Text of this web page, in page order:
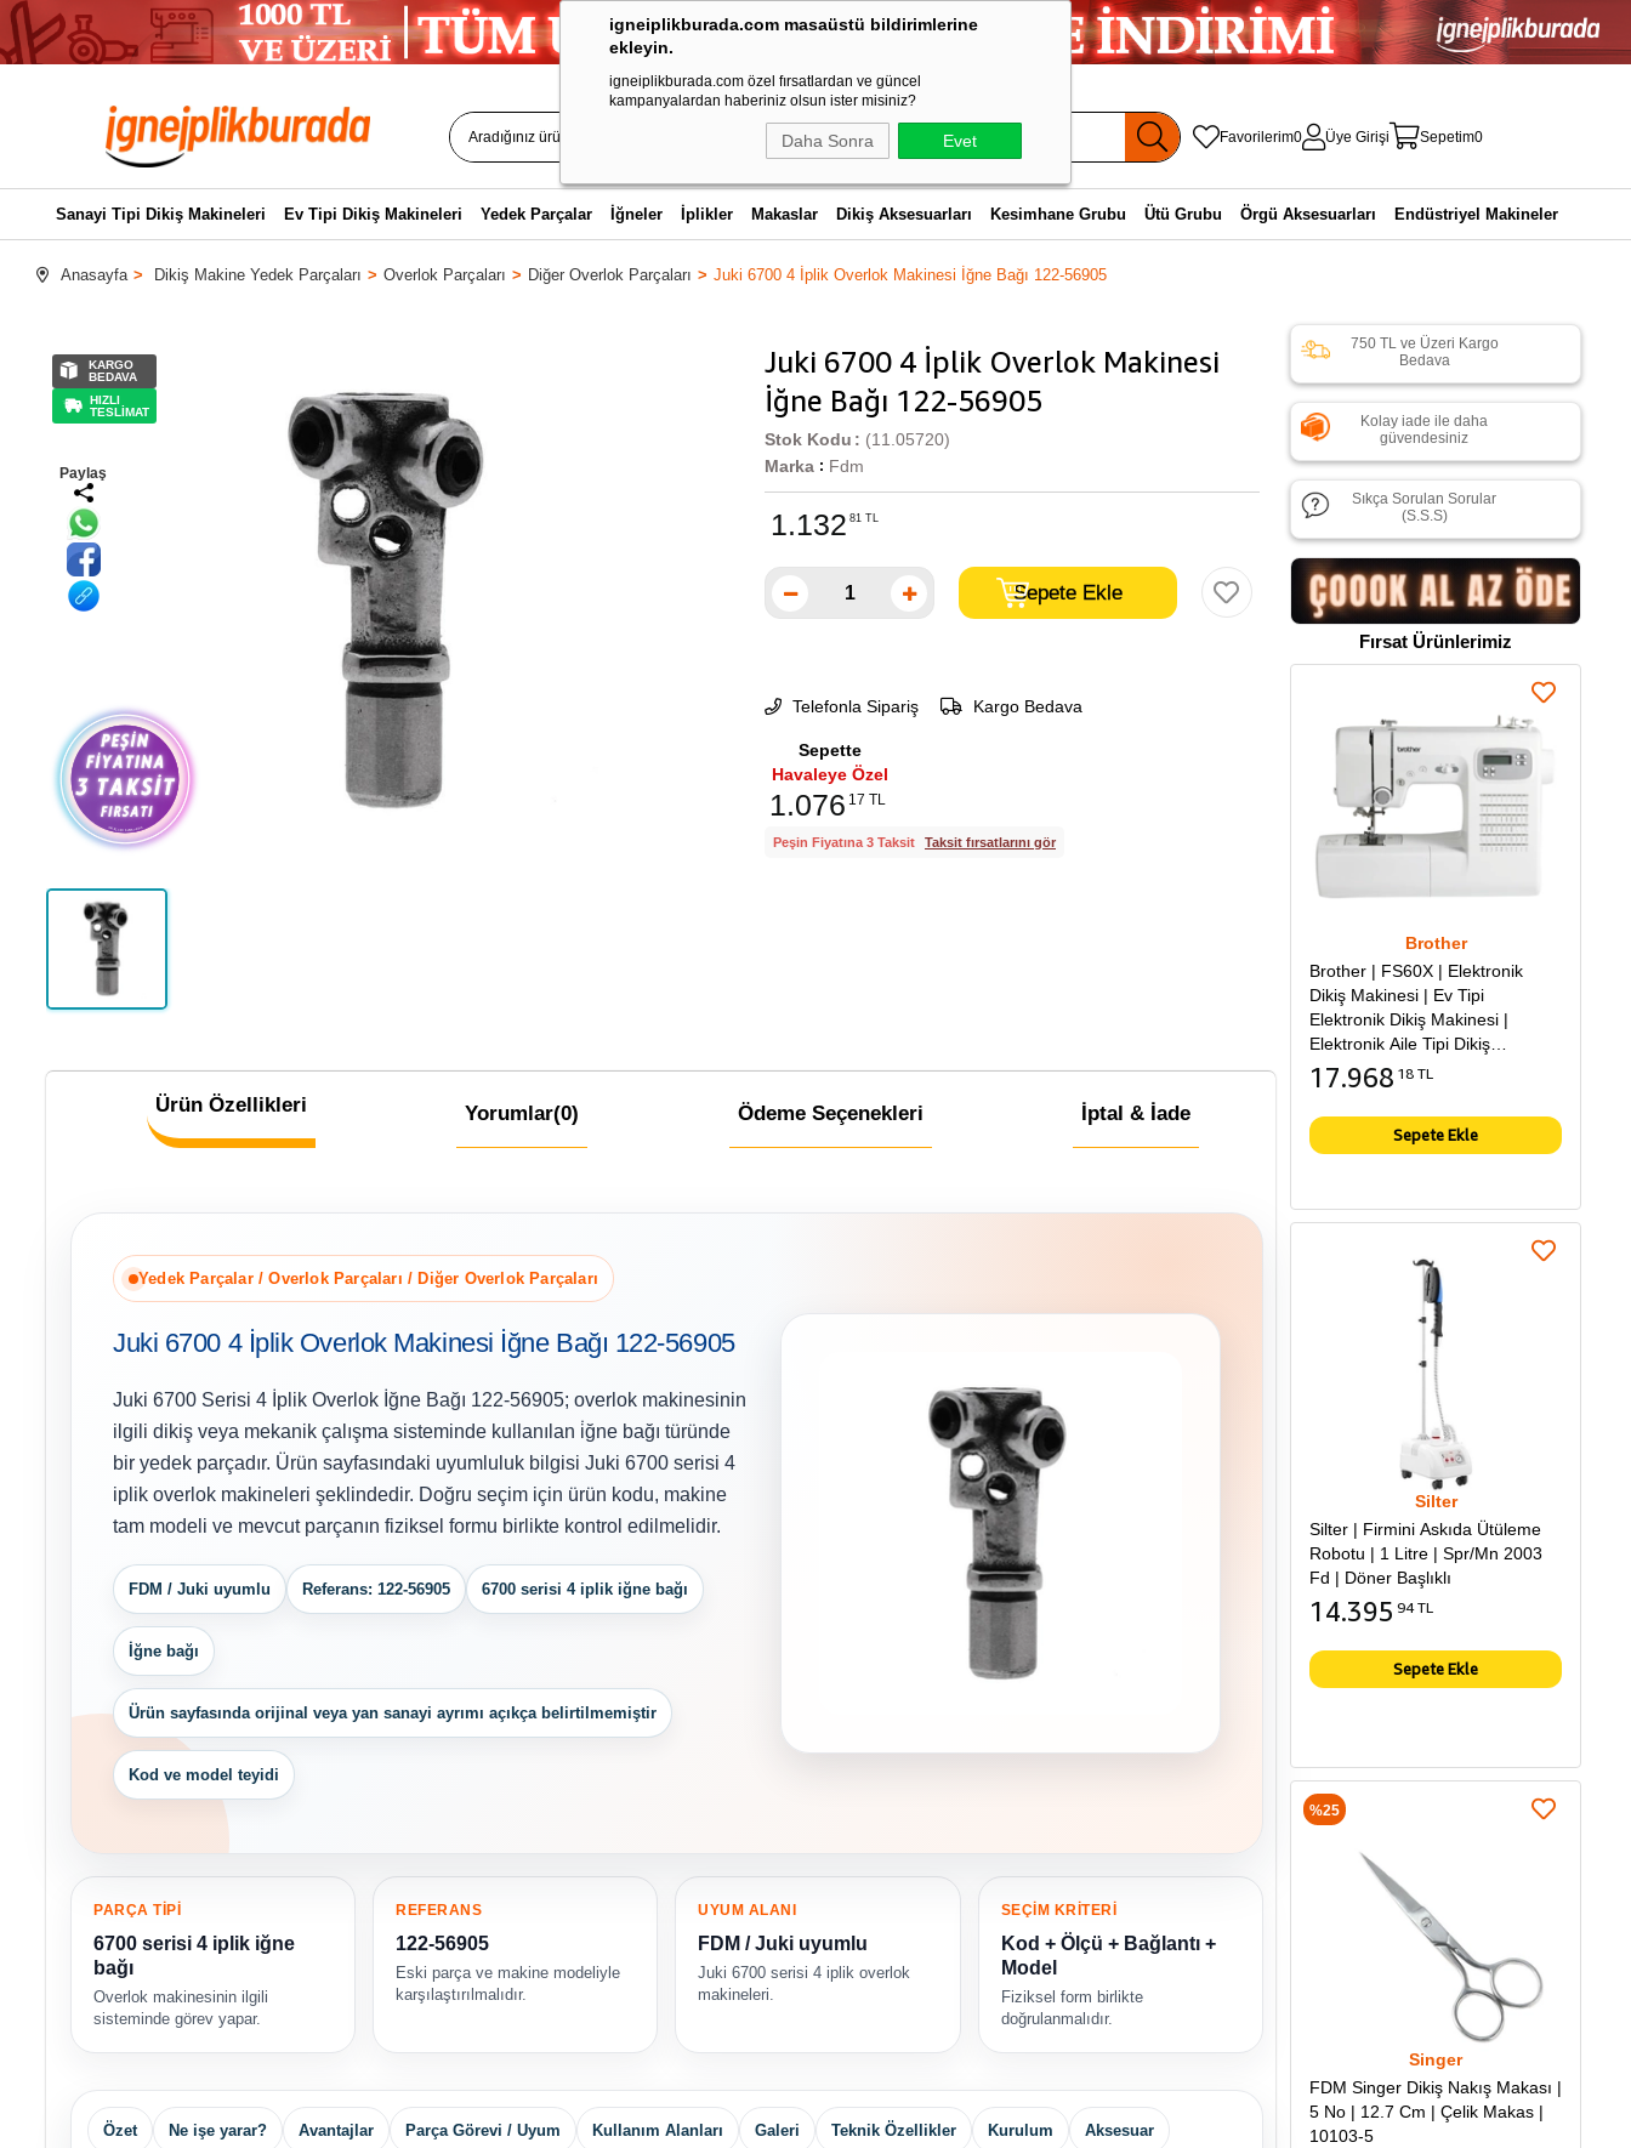
igneiplikburada.com masaüstü bildirimlerine
ekleyin.
igneiplikburada.com özel fırsatlardan ve güncel
kampanyalardan haberiniz olsun ister misiniz?
Daha Sonra Evet Favorilerim0 Üye Girişi Sepetim0
Sanayi Tipi Dikiş Makineleri Ev Tipi Dikiş Makineleri Yedek Parçalar İğneler İplikler Makaslar Dikiş Aksesuarları Kesimhane Grubu Ütü Grubu Örgü Aksesuarları Endüstriyel Makineler
Anasayfa Dikiş Makine Yedek Parçaları Overlok Parçaları Diğer Overlok Parçaları Juki 6700 4 İplik Overlok Makinesi İğne Bağı 122-56905
KARGO
BEDAVA
HIZLI
TESLİMAT
Paylaş
Juki 6700 4 İplik Overlok Makinesi
İğne Bağı 122-56905
(11.05720)
Stok Kodu
Marka : Fdm
1.132 81 TL
Telefonla Sipariş Kargo Bedava
Sepette
Havaleye Özel
1.076 17 TL
Peşin Fiyatına 3 Taksit Taksit fırsatlarını gör
Ürün Özellikleri Yorumlar(0) Ödeme Seçenekleri İptal & İade
Yedek Parçalar / Overlok Parçaları / Diğer Overlok Parçaları
Juki 6700 4 İplik Overlok Makinesi İğne Bağı 122-56905
Juki 6700 Serisi 4 İplik Overlok İğne Bağı 122-56905; overlok makinesinin
ilgili dikiş veya mekanik çalışma sisteminde kullanılan i̇ğne bağı türünde
bir yedek parçadır. Ürün sayfasındaki uyumluluk bilgisi Juki 6700 serisi 4
iplik overlok makineleri şeklindedir. Doğru seçim için ürün kodu, makine
tam modeli ve mevcut parçanın fiziksel formu birlikte kontrol edilmelidir.
FDM / Juki uyumlu Referans: 122-56905 6700 serisi 4 iplik iğne bağı
İğne bağı
Ürün sayfasında orijinal veya yan sanayi ayrımı açıkça belirtilmemiştir
Kod ve model teyidi
PARÇA TİPİ
6700 serisi 4 iplik iğne
bağı
Overlok makinesinin ilgili
sisteminde görev yapar.
REFERANS
122-56905
Eski parça ve makine modeliyle
karşılaştırılmalıdır.
UYUM ALANI
FDM / Juki uyumlu
Juki 6700 serisi 4 iplik overlok
makineleri.
SEÇİM KRİTERİ
Kod + Ölçü + Bağlantı +
Model
Fiziksel form birlikte
doğrulanmalıdır.
Özet Ne işe yarar? Avantajlar Parça Görevi / Uyum Kullanım Alanları Galeri Teknik Özellikler Kurulum Aksesuar
750 TL ve Üzeri Kargo
Bedava
Kolay iade ile daha
güvendesiniz
Sıkça Sorulan Sorular
(S.S.S)
Fırsat Ürünlerimiz
Brother
Brother | FS60X | Elektronik
Dikiş Makinesi | Ev Tipi
Elektronik Dikiş Makinesi |
Elektronik Aile Tipi Dikiş
Makinesi
17.968 18 TL
Sepete Ekle
Silter
Silter | Firmini Askıda Ütüleme
Robotu | 1 Litre | Spr/Mn 2003
Fd | Döner Başlıklı
14.395 94 TL
Sepete Ekle
Singer
FDM Singer Dikiş Nakış Makası |
5 No | 12.7 Cm | Çelik Makas |
10103-5
%25